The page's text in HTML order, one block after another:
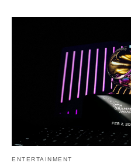
ENTERTAINMENT